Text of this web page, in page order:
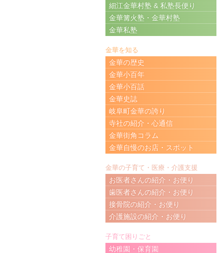
細江金華村塾 & 私塾長便り
金華篝火塾・金華村塾
金華私塾
金華を知る
金華の歴史
金華小百年
金華小百話
金華史誌
岐阜町金華の誇り
寺社の紹介・心通信
金華街角コラム
金華自慢のお店・スポット
金華の子育て・医療・介護支援
お医者さんの紹介・お便り
歯医者さんの紹介・お便り
接骨院の紹介・お便り
介護施設の紹介・お便り
子育て困りごと
幼稚園・保育園